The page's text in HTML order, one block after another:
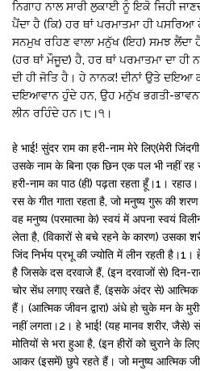
ਨਿਗਾਹ ਨਾਲ ਸਾਰੀ ਲੁਕਾਈ ਨੂੰ ਇਕੋ ਜਿਹੀ
ਪੈਂਦਾ ਹੈ (ਕਿ) ਹਰ ਥਾਂ ਪਰਮਾਤਮਾ ਹੀ
ਸਨਮੁਖ ਰਹਿਣ ਵਾਲਾ ਮਨੁੱਖ (ਇਹ) ਸਮਝ
(ਹਰ ਥਾਂ ਮੌਜੂਦ) ਹੈ, ਹਰ ਥਾਂ ਪਰਮਾਤਮਾ ਦਾ ਹੀ
ਦੀ ਹੀ ਜੋਤਿ ਹੈ। ਹੇ ਨਾਨਕ! ਦੀਨਾਂ ਉਤੇ ਦਇਆ
ਦਇਆਵਾਨ ਹੁੰਦੇ ਹਨ, ਉਹ ਮਨੁੱਖ ਭਗਤੀ-ਭਾਵਨਾ
ਲੀਨ ਰਹਿੰਦੇ ਹਨ।੮।੧।
हे भाई! सुंदर राम का हरी-नाम मेरे लिए(मेरी
उसके नाम के बिना एक छिन एक पल भी नहीं
हरी-नाम का पाठ (ही) पढ़ता रहता हूँ।1।
रस के गीत गाता रहता है, जो मनुष्य गुरू की
वह मनुष्य (परमात्मा के) स्वयं में अपना स्वयं
लेता है, (विकारों से बचे रहने के कारण) उसका
जिंद निर्भय प्रभू की ज्योति में लीन रहती
है जिसके दस दरवाजे हैं, (इन दरवाजों से) दिन-
चोर सेंध लगाए रखते हैं, (इसके अंदर से) आत्मिक
हैं। (आत्मिक जीवन द्वारा) अंधे हो चुके मन के
नहीं लगता।2। हे भाई! (यह मानव शरीर, जैसे)
मोतियों से भरा हुआ है, (इन हीरों को चुराने के
आकर (इसमें) छुपे रहते हैं। जो मनुष्य आत्मिक